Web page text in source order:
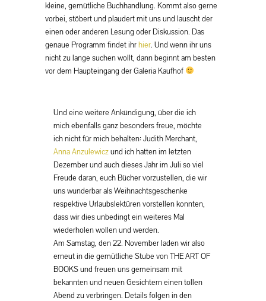
kleine, gemütliche Buchhandlung. Kommt also gerne
vorbei, stöbert und plaudert mit uns und lauscht der
einen oder anderen Lesung oder Diskussion. Das
genaue Programm findet ihrhier. Und wenn ihr uns
nicht zu lange suchen wollt, dann beginnt am besten
vor dem Haupteingang der Galeria Kaufhof
Und eine weitere Ankündigung, über die ich
mich ebenfalls ganz besonders freue, möchte
ich nicht für mich behalten: Judith Merchant,
Anna Anzulewiczund ich hatten im letzten
Dezember und auch dieses Jahr im Juli so viel
Freude daran, euch Bücher vorzustellen, die wir
uns wunderbar als Weihnachtsgeschenke
respektive Urlaubslektüren vorstellen konnten,
dass wir dies unbedingt ein weiteres Mal
wiederholen wollen und werden.
Am Samstag, den 22. November laden wir also
erneut in die gemütliche Stube von THE ART OF
BOOKS und freuen uns gemeinsam mit
bekannten und neuen Gesichtern einen tollen
Abend zu verbringen. Details folgen in den